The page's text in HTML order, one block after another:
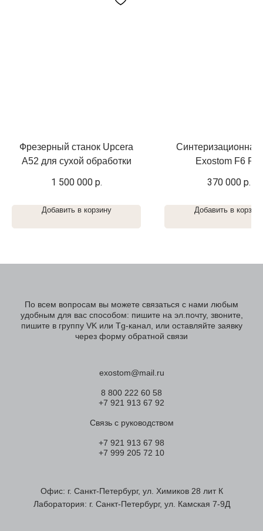
Фрезерный станок Upcera
A52 для сухой обработки
1 500 000 р.
Добавить в корзину
Синтеризационная
Exostom F6 Pro
370 000 р.
Добавить в
По всем вопросам вы можете связаться с нами любым
удобным для вас способом: пишите на эл.почту, звоните,
пишите в группу VK или Tg-канал, или оставляйте заявку
через форму обратной связи
exostom@mail.ru
8 800 222 60 58
+7 921 913 67 92
Связь с руководством
+7 921 913 67 98
+7 999 205 72 10
Офис: г. Санкт-Петербург, ул. Химиков 28 лит К
Лаборатория: г. Санкт-Петербург, ул. Камская 7-9Д